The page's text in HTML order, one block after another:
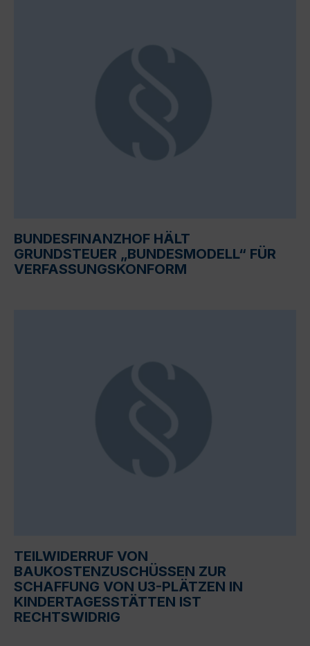
BUNDESFINANZHOF HÄLT
GRUNDSTEUER „BUNDESMODELL“ FÜR
VERFASSUNGSKONFORM
TEILWIDERRUF VON
BAUKOSTENZUSCHÜSSEN ZUR
SCHAFFUNG VON U3-PLÄTZEN IN
KINDERTAGESSTÄTTEN IST
RECHTSWIDRIG